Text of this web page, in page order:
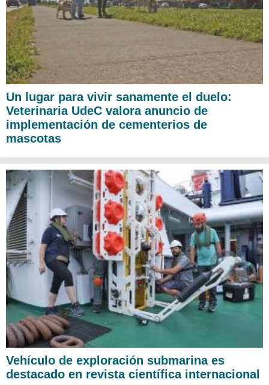
Un lugar para vivir sanamente el duelo:
Veterinaria UdeC valora anuncio de
implementación de cementerios de
mascotas
Vehículo de exploración submarina es
destacado en revista científica internacional